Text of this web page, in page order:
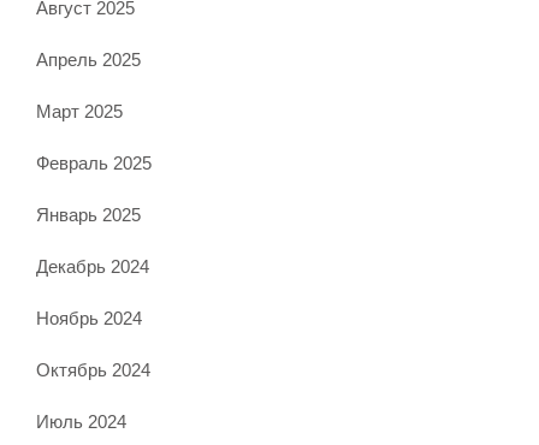
Август 2025
Апрель 2025
Март 2025
Февраль 2025
Январь 2025
Декабрь 2024
Ноябрь 2024
Октябрь 2024
Июль 2024